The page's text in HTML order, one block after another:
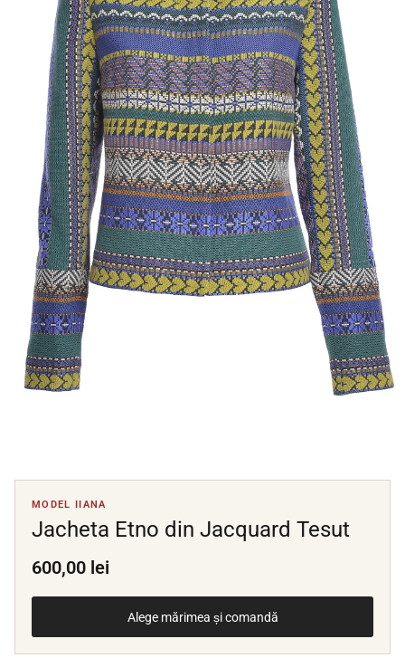
MODEL IIANA
Jacheta Etno din Jacquard Tesut
600,00 lei
Alege mărimea și comandă